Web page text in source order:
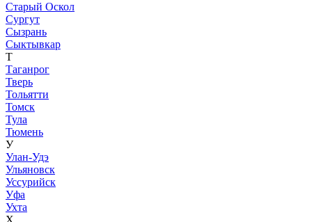
Старый Оскол
Сургут
Сызрань
Сыктывкар
Т
Таганрог
Тверь
Тольятти
Томск
Тула
Тюмень
У
Улан-Удэ
Ульяновск
Уссурийск
Уфа
Ухта